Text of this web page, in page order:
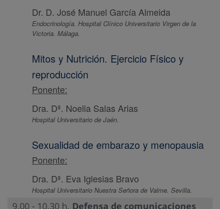
Dr. D. José Manuel García Almeida
Endocrinología. Hospital Clínico Universitario Virgen de la
Victoria. Málaga.
Mitos y Nutrición. Ejercicio Físico y
reproducción
Ponente:
Dra. Dª. Noelia Salas Arias
Hospital Universitario de Jaén.
Sexualidad de embarazo y menopausia
Ponente:
Dra. Dª. Eva Iglesias Bravo
Hospital Universitario Nuestra Señora de Valme. Sevilla.
9.00 - 10.30 h. Defensa de comunicaciones